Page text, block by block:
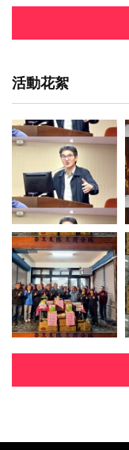
活動花絮